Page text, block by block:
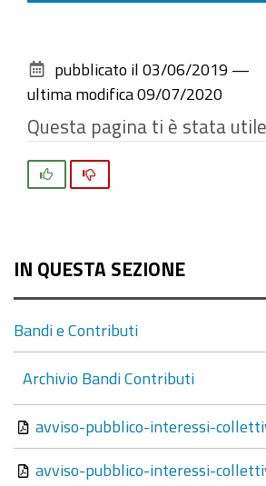
documento
pubblicato il 03/06/2019 —
ultima modifica 09/07/2020
Questa pagina ti è stata
IN QUESTA SEZIONE
Bandi e Contributi
Archivio Bandi Contributi
avviso-pubblico-interessi-
avviso-pubblico-interessi-